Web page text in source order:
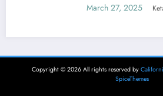
Ketan
Copyright © 2026 All rights reserved by
SpiceThemes